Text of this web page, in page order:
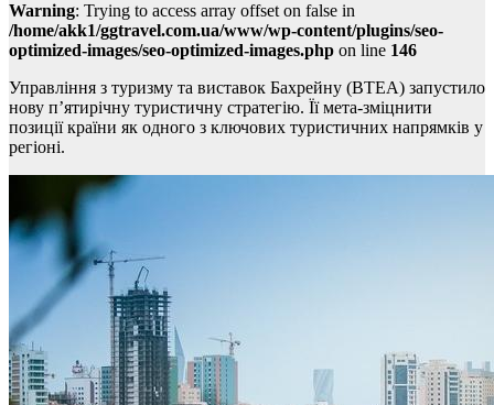
Warning: Trying to access array offset on false in
/home/akk1/ggtravel.com.ua/www/wp-content/plugins/seo-
optimized-images/seo-optimized-images.php on line 146
Управління з туризму та виставок Бахрейну (BTEA) запустило
нову п’ятирічну туристичну стратегію. Її мета-зміцнити
позиції країни як одного з ключових туристичних напрямків у
регіоні.